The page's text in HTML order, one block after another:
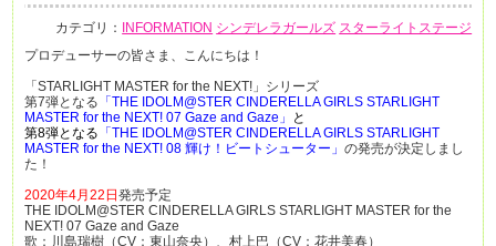
カテゴリ： INFORMATION シンデレラガールズ スターライトステージ
プロデューサーの皆さま、こんにちは！
「STARLIGHT MASTER for the NEXT!」シリーズ
第7弾となる 「THE IDOLM@STER CINDERELLA GIRLS STARLIGHT
MASTER for the NEXT! 07 Gaze and Gaze」
と
第8弾となる 「THE IDOLM@STER CINDERELLA GIRLS STARLIGHT
MASTER for the NEXT! 08 輝け！ビートシューター」 の発売が決定しまし
た！
2020年4月22日 発売予定
THE IDOLM@STER CINDERELLA GIRLS STARLIGHT MASTER for the
NEXT! 07 Gaze and Gaze
歌：川島瑞樹（CV：東山奈央）、村上巴（CV：花井美春）